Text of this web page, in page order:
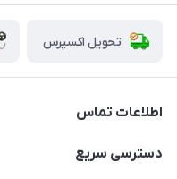
تحویل اکسپرس
اطلاعات تماس
09123855612
دسترسی سریع